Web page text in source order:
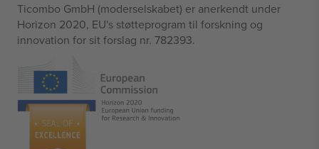
Ticombo GmbH (moderselskabet) er anerkendt under
Horizon 2020, EU's støtteprogram til forskning og
innovation for sit forslag nr. 782393.